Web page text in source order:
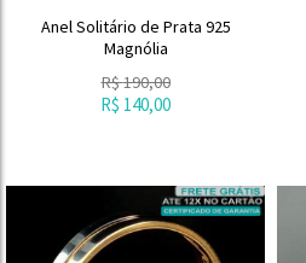
Anel Solitário de Prata 925
Magnólia
R$190,00
R$ 140,00